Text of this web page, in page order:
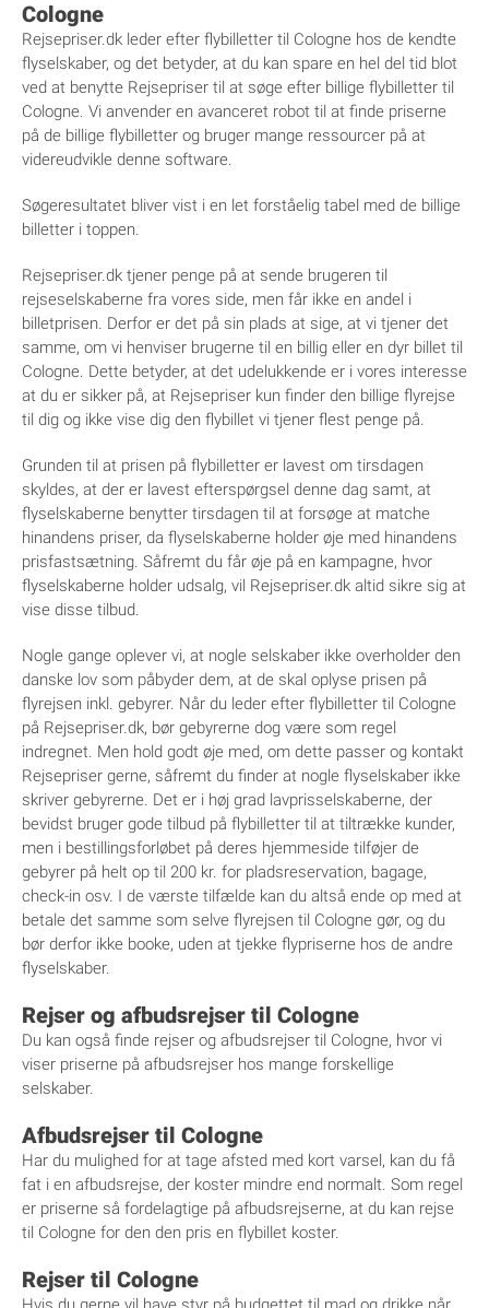
Cologne
Rejsepriser.dk leder efter flybilletter til Cologne hos de kendte
flyselskaber, og det betyder, at du kan spare en hel del tid blot
ved at benytte Rejsepriser til at søge efter billige flybilletter til
Cologne. Vi anvender en avanceret robot til at finde priserne
på de billige flybilletter og bruger mange ressourcer på at
videreudvikle denne software.
Søgeresultatet bliver vist i en let forståelig tabel med de billige
billetter i toppen.
Rejsepriser.dk tjener penge på at sende brugeren til
rejseselskaberne fra vores side, men får ikke en andel i
billetprisen. Derfor er det på sin plads at sige, at vi tjener det
samme, om vi henviser brugerne til en billig eller en dyr billet til
Cologne. Dette betyder, at det udelukkende er i vores interesse
at du er sikker på, at Rejsepriser kun finder den billige flyrejse
til dig og ikke vise dig den flybillet vi tjener flest penge på.
Grunden til at prisen på flybilletter er lavest om tirsdagen
skyldes, at der er lavest efterspørgsel denne dag samt, at
flyselskaberne benytter tirsdagen til at forsøge at matche
hinandens priser, da flyselskaberne holder øje med hinandens
prisfastsætning. Såfremt du får øje på en kampagne, hvor
flyselskaberne holder udsalg, vil Rejsepriser.dk altid sikre sig at
vise disse tilbud.
Nogle gange oplever vi, at nogle selskaber ikke overholder den
danske lov som påbyder dem, at de skal oplyse prisen på
flyrejsen inkl. gebyrer. Når du leder efter flybilletter til Cologne
på Rejsepriser.dk, bør gebyrerne dog være som regel
indregnet. Men hold godt øje med, om dette passer og kontakt
Rejsepriser gerne, såfremt du finder at nogle flyselskaber ikke
skriver gebyrerne. Det er i høj grad lavprisselskaberne, der
bevidst bruger gode tilbud på flybilletter til at tiltrække kunder,
men i bestillingsforløbet på deres hjemmeside tilføjer de
gebyrer på helt op til 200 kr. for pladsreservation, bagage,
check-in osv. I de værste tilfælde kan du altså ende op med at
betale det samme som selve flyrejsen til Cologne gør, og du
bør derfor ikke booke, uden at tjekke flypriserne hos de andre
flyselskaber.
Rejser og afbudsrejser til Cologne
Du kan også finde rejser og afbudsrejser til Cologne, hvor vi
viser priserne på afbudsrejser hos mange forskellige
selskaber.
Afbudsrejser til Cologne
Har du mulighed for at tage afsted med kort varsel, kan du få
fat i en afbudsrejse, der koster mindre end normalt. Som regel
er priserne så fordelagtige på afbudsrejserne, at du kan rejse
til Cologne for den den pris en flybillet koster.
Rejser til Cologne